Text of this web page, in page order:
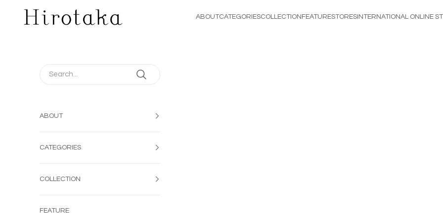
Hirotaka Jewelry | 公式オンラインストア
ABOUTCATEGORIESCOLLECTION FEATURESTORES INTERNATIONAL ONLINE
ABOUT
CATEGORIES
COLLECTION
FEATURE